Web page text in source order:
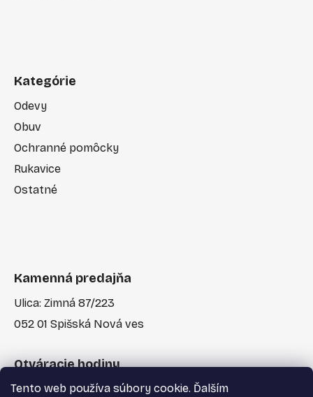
Tento web používa súbory cookie. Ďalším
Kategórie
Odevy
Obuv
Ochranné pomôcky
Rukavice
Ostatné
Kamenná predajňa
Ulica: Zimná 87/223
052 01 Spišská Nová ves
Otváracie hodiny
Po-Pia: 7:30 - 17:00